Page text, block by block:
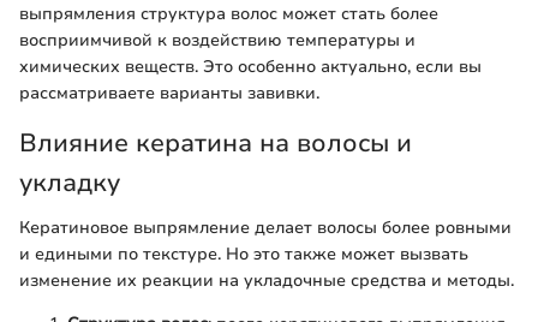
выпрямления структура волос может стать более
восприимчивой к воздействию температуры и
химических веществ. Это особенно актуально, если вы
рассматриваете варианты завивки.
Влияние кератина на волосы и
укладку
Кератиновое выпрямление делает волосы более ровными
и едиными по текстуре. Но это также может вызвать
изменение их реакции на укладочные средства и методы.